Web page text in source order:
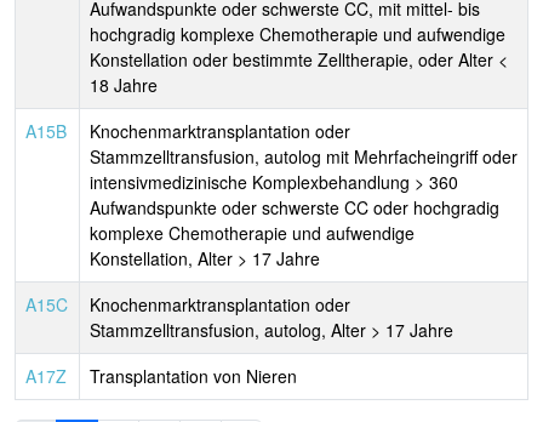
Aufwandspunkte oder schwerste CC, mit mittel- bis
hochgradig komplexe Chemotherapie und aufwendige
Konstellation oder bestimmte Zelltherapie, oder Alter <
18 Jahre
A15B
Knochenmarktransplantation oder
Stammzelltransfusion, autolog mit Mehrfacheingriff oder
intensivmedizinische Komplexbehandlung > 360
Aufwandspunkte oder schwerste CC oder hochgradig
komplexe Chemotherapie und aufwendige
Konstellation, Alter > 17 Jahre
A15C
Knochenmarktransplantation oder
Stammzelltransfusion, autolog, Alter > 17 Jahre
A17Z
Transplantation von Nieren